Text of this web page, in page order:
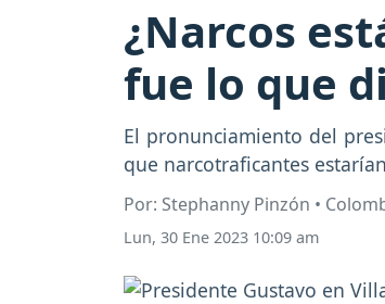
¿Narcos
fue lo que
El pronunciamiento del
que narcotraficantes
Por: Stephanny Pinzón •
Lun, 30 Ene 2023 10:09 am